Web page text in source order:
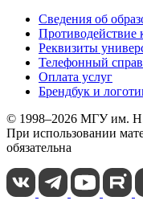
Сведения об
Противодействие
Реквизиты
Телефонный
Оплата услуг
Брендбук и
© 1998–2026 МГУ им.
При использовании
обязательна